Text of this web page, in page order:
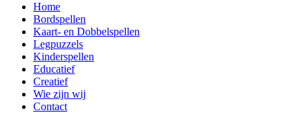
Home
Bordspellen
Kaart- en Dobbelspellen
Legpuzzels
Kinderspellen
Educatief
Creatief
Wie zijn wij
Contact